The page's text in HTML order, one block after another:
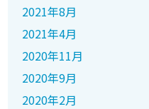
2021年8月
2021年4月
2020年11月
2020年9月
2020年2月